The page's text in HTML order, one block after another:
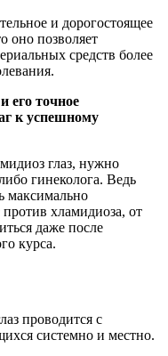
и дорогостоящее
оно позволяет
средств более
его точное
к успешному
глаз, нужно
гинеколога. Ведь
максимально
хламидиоза, от
даже после
курса.
проводится с
системно и местно.